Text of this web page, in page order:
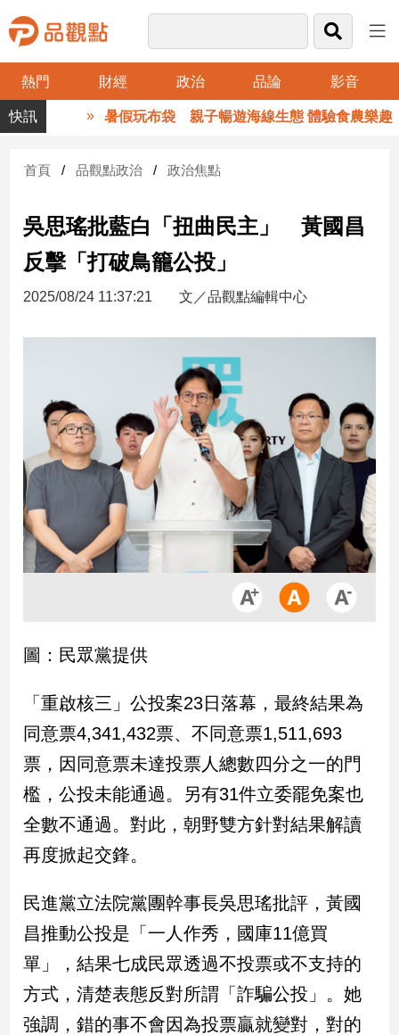
熱門 財經 政治 品論 影音
品
觀
財
台
財
新
地
產
品
觀
焦
點
品
觀
點
調
國
焦
點
點
暑假玩布袋 親子暢遊海線生態 體驗食農樂趣
首頁 品觀點政治 政治焦點
吳思瑤批藍白「扭曲民主」 黃國昌
反擊「打破鳥籠公投」
2025/08/24 11:37:21 文／品觀點編輯中心
圖：民眾黨提供
「重啟核三」公投案23日落幕，最終結果為
同意票4,341,432票、不同意票1,511,693
票，因同意票未達投票人總數四分之一的門
檻，公投未能通過。另有31件立委罷免案也
全數不通過。對此，朝野雙方針對結果解讀
再度掀起交鋒。
民進黨立法院黨團幹事長吳思瑤批評，黃國
昌推動公投是「一人作秀，國庫11億買
單」，結果七成民眾透過不投票或不支持的
方式，清楚表態反對所謂「詐騙公投」。她
強調，錯的事不會因為投票贏就變對，對的